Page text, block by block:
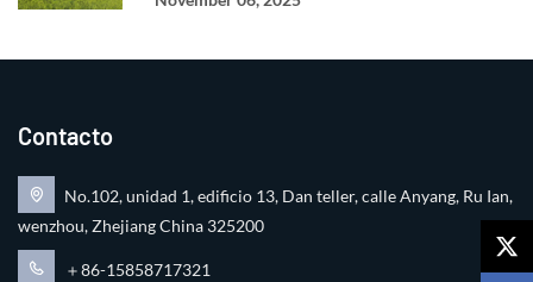
Contacto
No.102, unidad 1, edificio 13, Dan teller, calle Anyang, Ru Ian,
wenzhou, Zhejiang China 325200
＋86-15858717321